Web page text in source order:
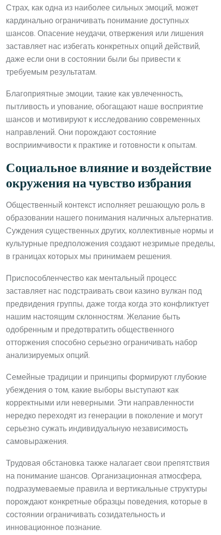
Страх, как одна из наиболее сильных эмоций, может
кардинально ограничивать понимание доступных
шансов. Опасение неудачи, отвержения или лишения
заставляет нас избегать конкретных опций действий,
даже если они в состоянии были бы привести к
требуемым результатам.
Благоприятные эмоции, такие как увлеченность,
пытливость и упование, обогащают наше восприятие
шансов и мотивируют к исследованию современных
направлений. Они порождают состояние
восприимчивости к практике и готовности к опытам.
Социальное влияние и воздействие
окружения на чувство избрания
Общественный контекст исполняет решающую роль в
образовании нашего понимания наличных альтернатив.
Суждения существенных других, коллективные нормы и
культурные предположения создают незримые пределы,
в границах которых мы принимаем решения.
Приспособленчество как ментальный процесс
заставляет нас подстраивать свои казино вулкан под
предвидения группы, даже тогда когда это конфликтует
нашим настоящим склонностям. Желание быть
одобренным и предотвратить общественного
отторжения способно серьезно ограничивать набор
анализируемых опций.
Семейные традиции и принципы формируют глубокие
убеждения о том, какие выборы выступают как
корректными или неверными. Эти направленности
нередко переходят из генерации в поколение и могут
серьезно сужать индивидуальную независимость
самовыражения.
Трудовая обстановка также налагает свои препятствия
на понимание шансов. Организационная атмосфера,
подразумеваемые правила и вертикальные структуры
порождают конкретные образцы поведения, которые в
состоянии ограничивать созидательность и
инновационное познание.